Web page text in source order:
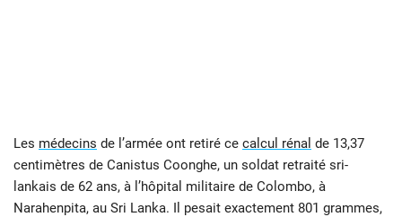
Les médecins de l’armée ont retiré ce calcul rénal de 13,37
centimètres de Canistus Coonghe, un soldat retraité sri-
lankais de 62 ans, à l’hôpital militaire de Colombo, à
Narahenpita, au Sri Lanka. Il pesait exactement 801 grammes,